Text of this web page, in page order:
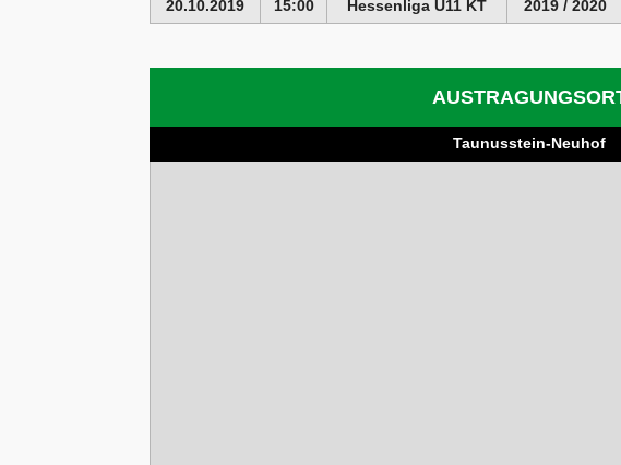
20.10.2019
15:00 Hessenliga U11 KT 2019 / 2020
Taunusstein-Neuhof